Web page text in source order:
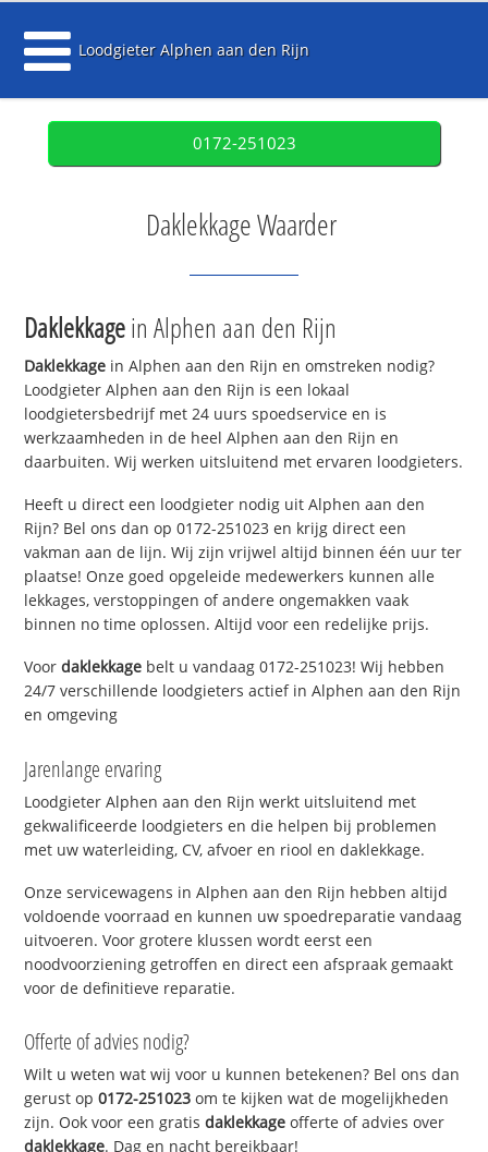
Loodgieter Alphen aan den Rijn
0172-251023
Daklekkage Waarder
Daklekkagein Alphen aan den Rijn
Daklekkage in Alphen aan den Rijn en omstreken nodig?
Loodgieter Alphen aan den Rijn is een lokaal
loodgietersbedrijf met 24 uurs spoedservice en is
werkzaamheden in de heel Alphen aan den Rijn en
daarbuiten. Wij werken uitsluitend met ervaren loodgieters.
Heeft u direct een loodgieter nodig uit Alphen aan den
Rijn? Bel ons dan op 0172-251023 en krijg direct een
vakman aan de lijn. Wij zijn vrijwel altijd binnen één uur ter
plaatse! Onze goed opgeleide medewerkers kunnen alle
lekkages, verstoppingen of andere ongemakken vaak
binnen no time oplossen. Altijd voor een redelijke prijs.
Voordaklekkage belt u vandaag 0172-251023! Wij hebben
24/7 verschillende loodgieters actief in Alphen aan den Rijn
en omgeving
Jarenlange ervaring
Loodgieter Alphen aan den Rijn werkt uitsluitend met
gekwalificeerde loodgieters en die helpen bij problemen
met uw waterleiding, CV, afvoer en riool en daklekkage.
Onze servicewagens in Alphen aan den Rijn hebben altijd
voldoende voorraad en kunnen uw spoedreparatie vandaag
uitvoeren. Voor grotere klussen wordt eerst een
noodvoorziening getroffen en direct een afspraak gemaakt
voor de definitieve reparatie.
Offerte of advies nodig?
Wilt u weten wat wij voor u kunnen betekenen? Bel ons dan
gerust op0172-251023 om te kijken wat de mogelijkheden
zijn. Ook voor een gratisdaklekkage offerte of advies over
daklekkage. Dag en nacht bereikbaar!